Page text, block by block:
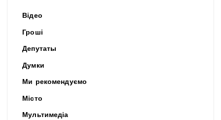
Відео
Гроші
Депутаты
Думки
Ми рекомендуємо
Місто
Мультимедіа